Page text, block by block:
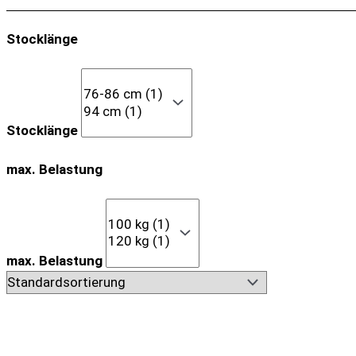
Stocklänge
Stocklänge
max. Belastung
max. Belastung